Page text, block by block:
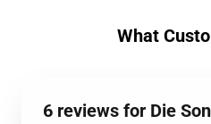
What
6 reviews for Die